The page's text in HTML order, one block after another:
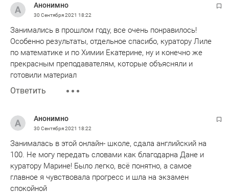
Анонимно
30 Сентября 2021 18:22
Занимались в прошлом году, все очень понравилось!
Особенно результаты, отдельное спасибо, куратору Лиле
по математике и по Химии Екатерине, ну и конечно же
прекрасным преподавателям, которые объясняли и
готовили материал
Ответить
Анонимно
30 Сентября 2021 18:22
Занималась в этой онлайн- школе, сдала английский на
100. Не могу передать словами как благодарна Дане и
куратору Марине! Было легко, всё понятно, а самое
главное я чувствовала прогресс и шла на экзамен
спокойной